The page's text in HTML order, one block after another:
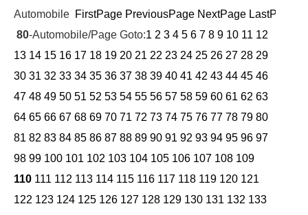
Automobile FirstPage PreviousPage NextPage LastPage
80-Automobile/Page Goto:1 2 3 4 5 6 7 8 9 10 11 12
13 14 15 16 17 18 19 20 21 22 23 24 25 26 27 28 29
30 31 32 33 34 35 36 37 38 39 40 41 42 43 44 45 46
47 48 49 50 51 52 53 54 55 56 57 58 59 60 61 62 63
64 65 66 67 68 69 70 71 72 73 74 75 76 77 78 79 80
81 82 83 84 85 86 87 88 89 90 91 92 93 94 95 96 97
98 99 100 101 102 103 104 105 106 107 108 109
110 111 112 113 114 115 116 117 118 119 120 121
122 123 124 125 126 127 128 129 130 131 132 133